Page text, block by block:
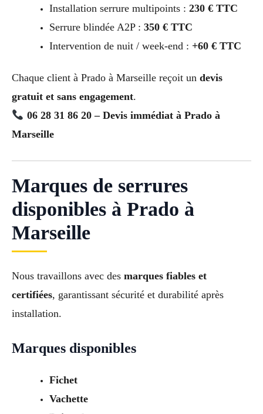
Installation serrure multipoints : 230 € TTC
Serrure blindée A2P : 350 € TTC
Intervention de nuit / week-end : +60 € TTC
Chaque client à Prado à Marseille reçoit un devis
gratuit et sans engagement.
06 28 31 86 20 – Devis immédiat à Prado à
Marseille
Marques de serrures
disponibles à Prado à
Marseille
Nous travaillons avec des marques fiables et
certifiées, garantissant sécurité et durabilité après
installation.
Marques disponibles
Fichet
Vachette